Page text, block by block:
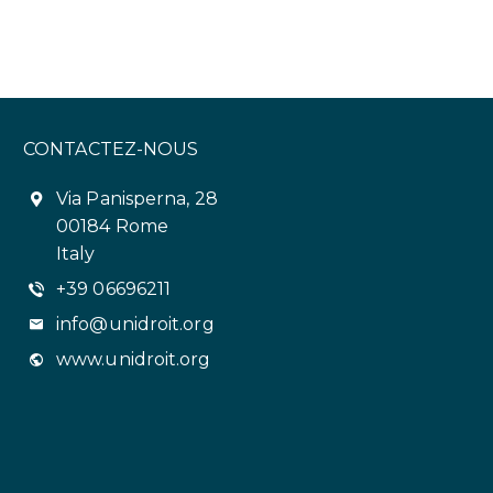
CONTACTEZ-NOUS
Via Panisperna, 28
00184 Rome
Italy
+39 06696211
info@unidroit.org
www.unidroit.org